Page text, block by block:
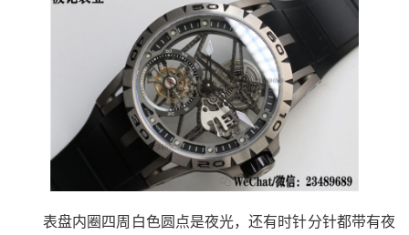
表盘内圈四周白色圆点是夜光，还有时针分针都带有夜